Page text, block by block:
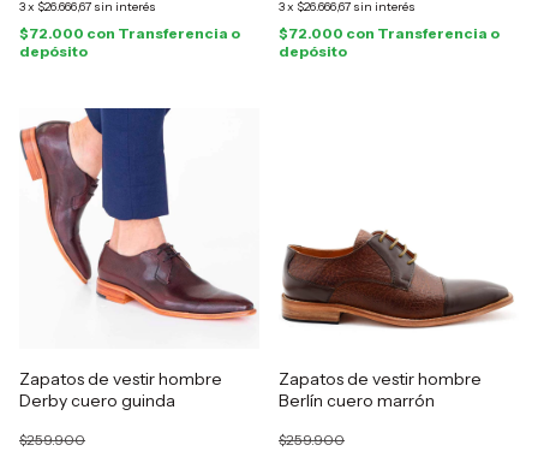
3x $26.666,67 sin interés
$72.000 con Transferencia o
depósito
3x $26.666,67 sin interés
$72.000 con Transferencia o
depósito
Zapatos de vestir hombre
Derby cuero guinda
$259.900
Zapatos de vestir hombre
Berlín cuero marrón
$259.900